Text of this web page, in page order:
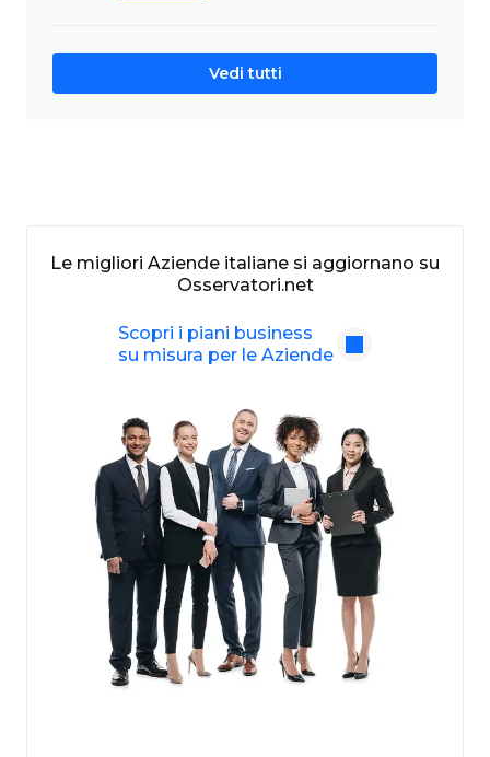
Vedi tutti
Le migliori Aziende italiane si aggiornano su
Osservatori.net
Scopri i piani business
su misura per le Aziende